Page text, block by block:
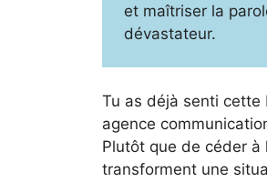
et maîtriser la
dévastateur.
Tu as déjà senti cette
agence
Plutôt que de céder
transforment une